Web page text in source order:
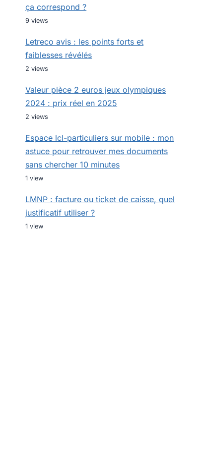
ça correspond ?
9 views
Letreco avis : les points forts et
faiblesses révélés
2 views
Valeur pièce 2 euros jeux olympiques
2024 : prix réel en 2025
2 views
Espace lcl-particuliers sur mobile : mon
astuce pour retrouver mes documents
sans chercher 10 minutes
1 view
LMNP : facture ou ticket de caisse, quel
justificatif utiliser ?
1 view